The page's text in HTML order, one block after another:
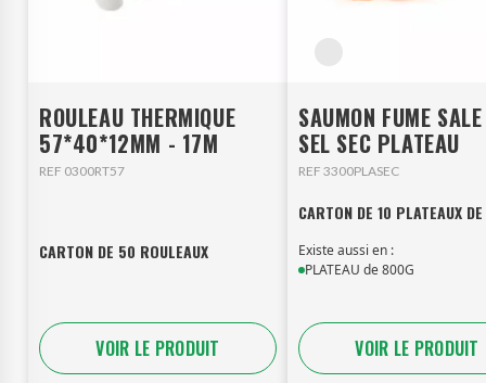
ROULEAU THERMIQUE
57*40*12MM - 17M
REF 0300RT57
CARTON DE 50 ROULEAUX
VOIR LE PRODUIT
SAUMON FUME
SEL SEC PLATEAU
REF 3300PLASEC
CARTON DE 10 PLATEAUX
Existe aussi en :
PLATEAU de 800G
VOIR LE PRODUIT